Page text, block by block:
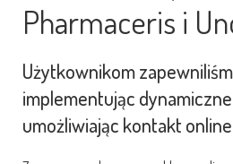
Pharmaceris i
Użytkownikom
implementując
umożliwiając kontakt